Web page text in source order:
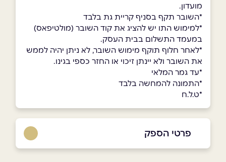
מועדון.
*השובר תקף בסניף קריית גת בלבד
*למימוש התו יש להציג את קוד השובר (מולטיפאס)
במעמד התשלום בבית העסק.
*לאחר חלוף תוקף מימוש השובר, לא ניתן יהיה לממש
את השובר ולא יינתן זיכוי או החזר כספי בגינו.
*עד גמר המלאי
*התמונה להמחשה בלבד
*ט.ל.ח
פרטי הספק